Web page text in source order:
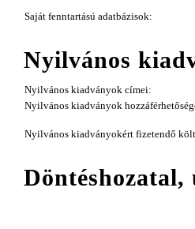
Saját fenntartású adatbázisok:
Nyilvános
Nyilvános kiadványok címei:
Nyilvános kiadványok
Nyilvános kiadványokért fizetendő
Döntéshozatal,